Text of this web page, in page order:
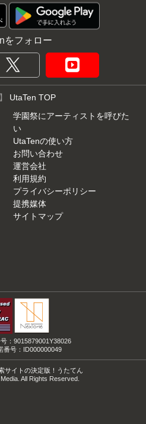
をフォロー
UtaTen TOP
学園祭にアーティストを呼びた
い
UtaTenの使い方
お問い合わせ
運営会社
利用規約
プライバシーポリシー
提携媒体
サイトマップ
：9015879001Y38026
番号：ID000000049
サイトの決定版！うたてん
All Rights Reserved.